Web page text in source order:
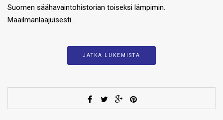
Suomen säähavaintohistorian toiseksi lämpimin.
Maailmanlaajuisesti…
JATKA LUKEMISTA